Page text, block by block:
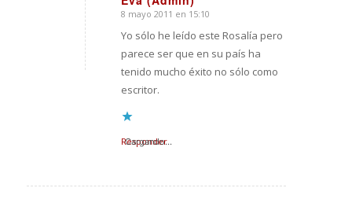
Dice:
8 mayo 2011 en 15:10
Yo sólo he leído este Rosalía pero
parece ser que en su país ha
tenido mucho éxito no sólo como
escritor.
Cargando...
Responder